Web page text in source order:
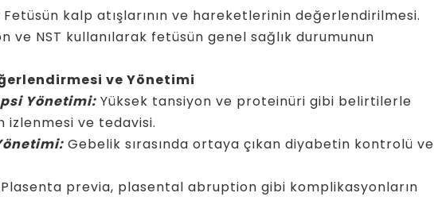
Fetüsün kalp atışlarının ve hareketlerinin değerlendirilmesi.
ve NST kullanılarak fetüsün genel sağlık durumunun
ve Yönetimi
Yönetimi: Yüksek tansiyon ve proteinüri gibi belirtilerle
izlenmesi ve tedavisi.
Gebelik sırasında ortaya çıkan diyabetin kontrolü ve
Plasenta previa, plasental abruption gibi komplikasyonların